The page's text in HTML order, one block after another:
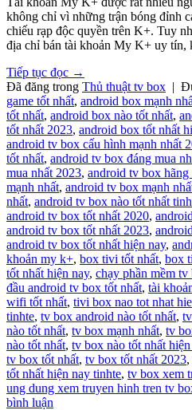
không chỉ vì những trận bóng đỉnh
chiếu rạp độc quyền trên K+. Tuy
địa chỉ bán tài khoản My K+ uy
Tiếp tục đọc →
Đã đăng trong Thủ thuật tv box |
game tốt nhất, android box mạnh
tốt nhất, android box nào tốt nhất,
tốt nhất 2023, android box tốt nhất
android tv box cấu hình mạnh nhất
tốt nhất, android tv box đáng mua
mua nhất 2023, android tv box hãng
mạnh nhất, android tv box mạnh
nhất, android tv box nào tốt nhất
android tv box tốt nhất 2020,
android tv box tốt nhất 2023,
android tv box tốt nhất hiện nay,
khoản my k+, box tivi tốt nhất, box
tốt nhất hiện nay, chạy phần mềm tv
đầu android tv box tốt nhất, tài
wifi tốt nhất, tivi box nao tot nhat
tinhte, tv box android nào tốt nhất,
nào tốt nhất, tv box mạnh nhất, tv
nào tốt nhất, tv box nào tốt nhất
tv box tốt nhất, tv box tốt nhất 2023,
tốt nhất hiện nay tinhte, tv box xem
ung dung xem truyen hinh tren tv
bình luận